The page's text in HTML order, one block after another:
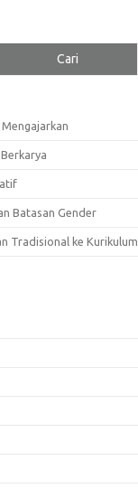
Cari
Batasan Gender
Tradisional ke Kurikulum